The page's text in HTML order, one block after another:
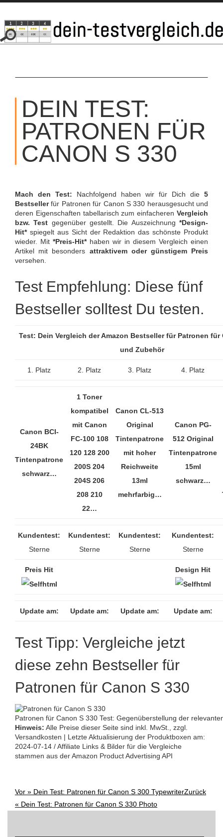
SKIP
CONTENT
DEIN TEST:
PATRONEN FÜR
CANON S 330
Mach den Test: Nachfolgend haben wir für Dich die 5
Bestsellerfür Patronen für Canon S 330 herausgesucht und
deren Eigenschaften tabellarisch zum einfacheren Vergleich
bzw. Test gegenüber gestellt. Die Auszeichnung*Design-
Hit*spiegelt aus Sicht der Redaktion das schönste Produkt
wieder. Mit *Preis-Hit*haben wir in diesem Vergleich einen
Artikel mit besonders attraktivem oder günstigem Preis
versehen.
Test Empfehlung: Diese fünf
Bestseller solltest Du testen.
Test: Dein Vergleich der Amazon Bestseller für Patronen für
und Zubehör
1. Platz 2. Platz 3. Platz 4. Platz
Canon BCI-
24BK
Tintenpatrone
schwarz…
1 Toner
kompatibel
mit Canon
FC-100 108
120 128 200
200S 204
204S 206
208 210
22…
Canon CL-513
Original
Tintenpatrone
mit hoher
Reichweite
13ml
mehrfarbig…
Canon PG-
512 Original
Tintenpatrone
15ml
schwarz…
Kundentest:
Sterne
Kundentest:
Sterne
Kundentest:
Sterne
Kundentest:
Sterne
Preis Hit Design Hit
Update am: Update am: Update am: Update am:
Test Tipp: Vergleiche jetzt
diese zehn Bestseller für
Patronen für Canon S 330
Patronen für Canon S 330 Test: Gegenüberstellung der
Hinweis: Alle Preise dieser Seite sind inkl. MwSt., zzgl.
Versandkosten | Letzte Aktualisierung der Produktboxen am:
2024-07-14 / Affiliate Links & Bilder für die Vergleiche
stammen aus der Amazon Product Advertising API
Post
Vor » Dein Test: Patronen für Canon S 300 TypewriterZurück
« Dein Test: Patronen für Canon S 330 Photo